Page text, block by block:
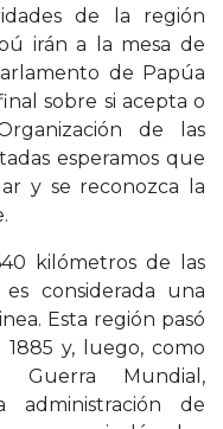
de la región
irán a la mesa de
de Papúa
sobre si acepta o
de las
esperamos que
y se reconozca la
kilómetros de las
considerada una
Esta región pasó
y, luego, como
Mundial,
administración de